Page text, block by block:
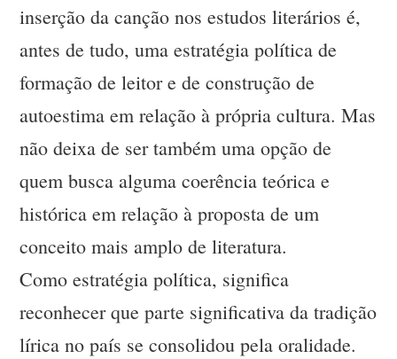
inserção da canção nos estudos literários é,
antes de tudo, uma estratégia política de
formação de leitor e de construção de
autoestima em relação à própria cultura. Mas
não deixa de ser também uma opção de
quem busca alguma coerência teórica e
histórica em relação à proposta de um
conceito mais amplo de literatura.
Como estratégia política, significa
reconhecer que parte significativa da tradição
lírica no país se consolidou pela oralidade.